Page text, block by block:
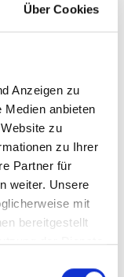
Über Cookies
Anzeigen zu
Medien anbieten
zu
zu Ihrer
Partner für
weiter. Unsere
mit
bereitgestellt
der Dienste
sie dir
bieten.
mit
dieses
deiner